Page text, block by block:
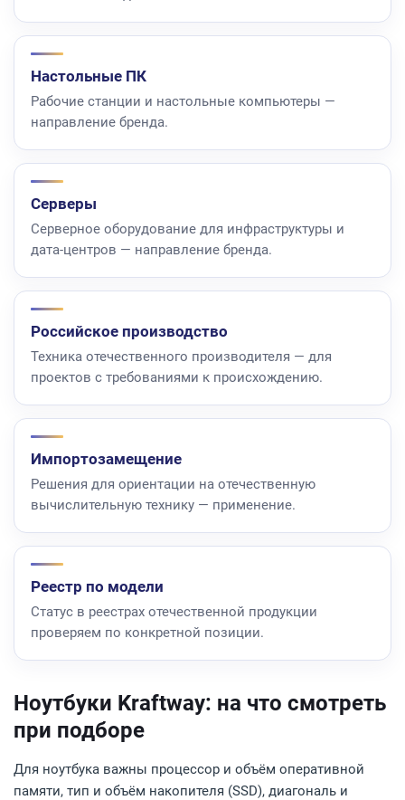
Настольные ПК
Рабочие станции и настольные компьютеры —
направление бренда.
Серверы
Серверное оборудование для инфраструктуры и
дата-центров — направление бренда.
Российское производство
Техника отечественного производителя — для
проектов с требованиями к происхождению.
Импортозамещение
Решения для ориентации на отечественную
вычислительную технику — применение.
Реестр по модели
Статус в реестрах отечественной продукции
проверяем по конкретной позиции.
Ноутбуки Kraftway: на что смотреть
при подборе
Для ноутбука важны процессор и объём оперативной
памяти, тип и объём накопителя (SSD), диагональ и